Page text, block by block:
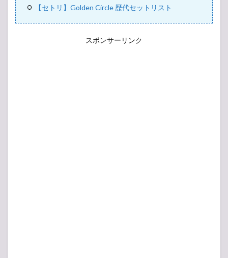
【セトリ】Golden Circle 歴代セットリスト
スポンサーリンク